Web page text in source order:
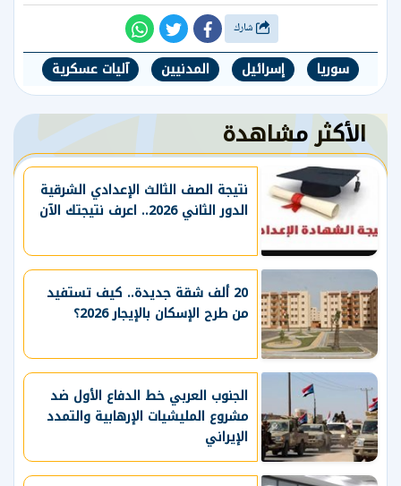
سوريا إسرائيل المدنيين آليات عسكرية
الأكثر مشاهدة
نتيجة الصف الثالث الإعدادي الشرقية
الدور الثاني 2026.. اعرف نتيجتك الآن
20 ألف شقة جديدة.. كيف تستفيد
من طرح الإسكان بالإيجار 2026؟
الجنوب العربي خط الدفاع الأول ضد
مشروع المليشيات الإرهابية والتمدد
الإيراني